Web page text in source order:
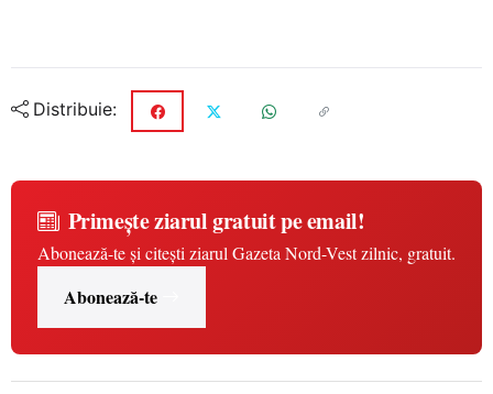
Distribuie:
Primește ziarul gratuit pe email!
Abonează-te și citești ziarul Gazeta Nord-Vest zilnic, gratuit.
Abonează-te